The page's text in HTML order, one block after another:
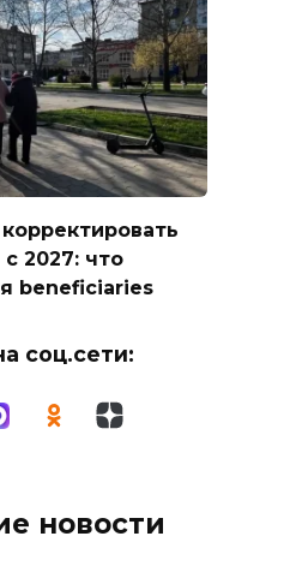
2027: что
beneficiaries
соц.сети:
новости